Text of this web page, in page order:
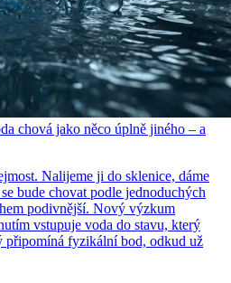
chová jako něco úplně jiného – a
Nalijeme ji do sklenice, dáme
bude chovat podle jednoduchých
podivnější. Nový výzkum
vstupuje voda do stavu, který
připomíná fyzikální bod, odkud už